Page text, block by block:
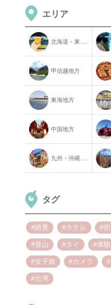
エリア
北海道・東北地方
甲信越地方
東海地方
中国地方
九州・沖縄地方
タグ
#絶景 #ホテル #
#登山 #タイ #体験
#女子旅 #カメラ
#台湾